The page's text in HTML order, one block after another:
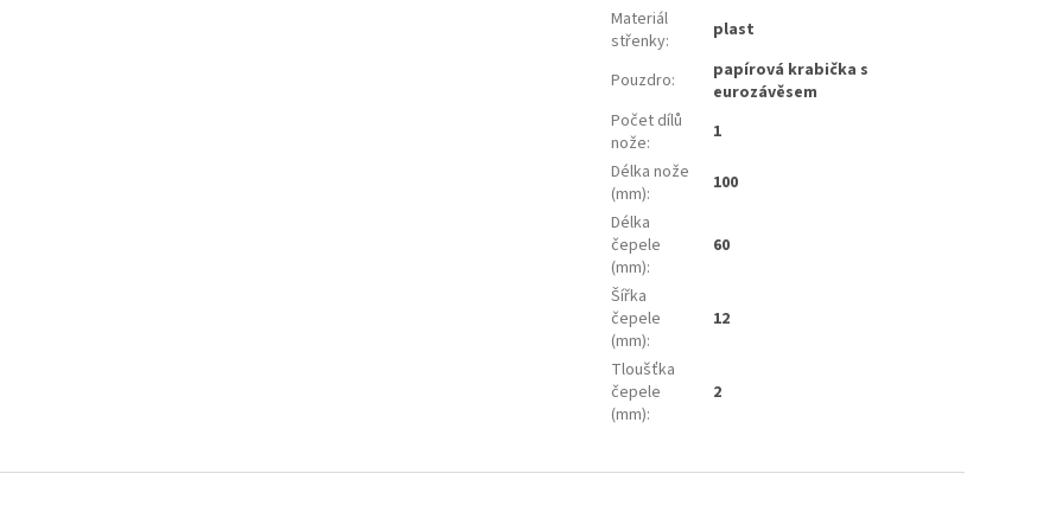
Materiál
střenky: plast
Pouzdro:
papírová krabička s
eurozávěsem
Počet dílů
nože:
1
Délka nože
(mm):
100
Délka
čepele
(mm):
60
Šířka
čepele
(mm):
12
Tloušťka
čepele
(mm):
2